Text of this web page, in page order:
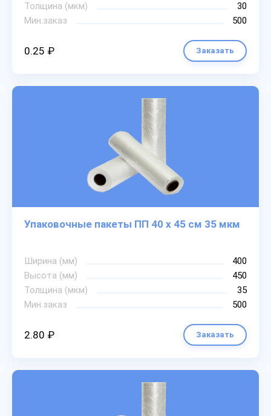
Толщина (мкм)
30
Мин.заказ
500
0.25 ₽ Заказать
Упаковочные пакеты ПП 40 х 45 см 35 мкм
Ширина (мм)
400
Высота (мм)
450
Толщина (мкм)
35
Мин.заказ
500
2.80 ₽ Заказать